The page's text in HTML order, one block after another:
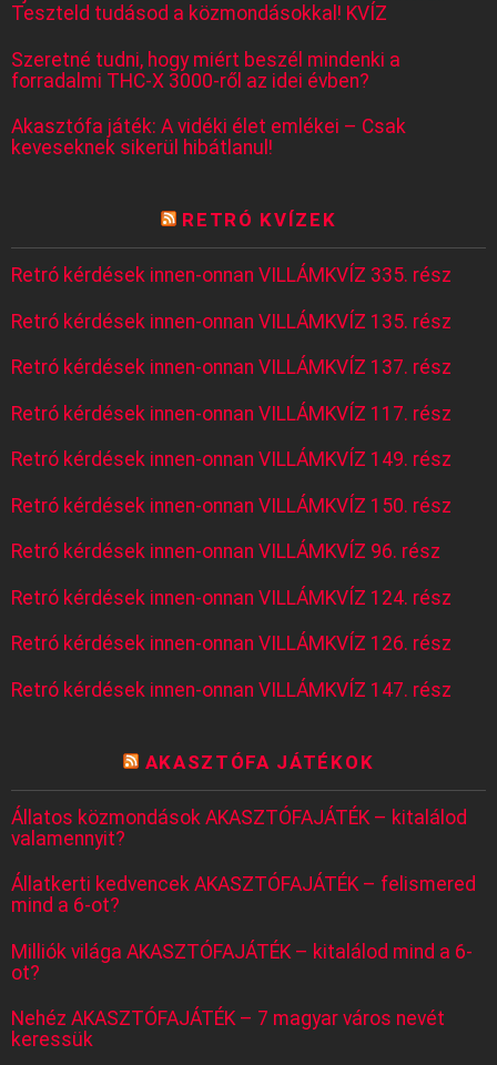
Teszteld tudásod a közmondásokkal! KVÍZ
Szeretné tudni, hogy miért beszél mindenki a
forradalmi THC-X 3000-ről az idei évben?
Akasztófa játék: A vidéki élet emlékei – Csak
keveseknek sikerül hibátlanul!
RETRÓ KVÍZEK
Retró kérdések innen-onnan VILLÁMKVÍZ 335. rész
Retró kérdések innen-onnan VILLÁMKVÍZ 135. rész
Retró kérdések innen-onnan VILLÁMKVÍZ 137. rész
Retró kérdések innen-onnan VILLÁMKVÍZ 117. rész
Retró kérdések innen-onnan VILLÁMKVÍZ 149. rész
Retró kérdések innen-onnan VILLÁMKVÍZ 150. rész
Retró kérdések innen-onnan VILLÁMKVÍZ 96. rész
Retró kérdések innen-onnan VILLÁMKVÍZ 124. rész
Retró kérdések innen-onnan VILLÁMKVÍZ 126. rész
Retró kérdések innen-onnan VILLÁMKVÍZ 147. rész
AKASZTÓFA JÁTÉKOK
Állatos közmondások AKASZTÓFAJÁTÉK – kitalálod
valamennyit?
Állatkerti kedvencek AKASZTÓFAJÁTÉK – felismered
mind a 6-ot?
Milliók világa AKASZTÓFAJÁTÉK – kitalálod mind a 6-
ot?
Nehéz AKASZTÓFAJÁTÉK – 7 magyar város nevét
keressük